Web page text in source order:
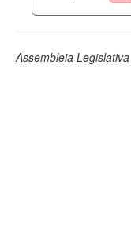
Assembleia